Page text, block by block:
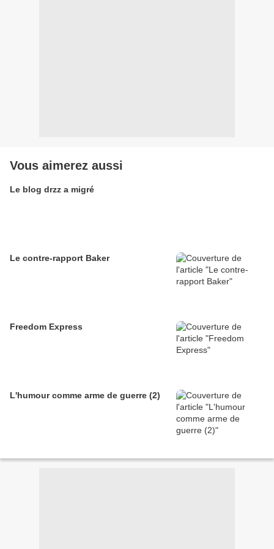
Vous aimerez aussi
Le blog drzz a migré
Le contre-rapport Baker
Freedom Express
L'humour comme arme de guerre (2)